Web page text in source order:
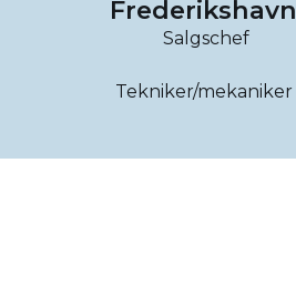
Frederikshavn
Salgschef
Tekniker/mekaniker